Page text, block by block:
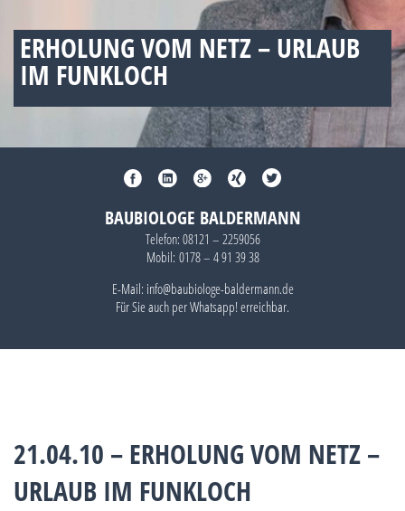
ERHOLUNG VOM NETZ – URLAUB
IM FUNKLOCH
BAUBIOLOGE BALDERMANN
Telefon: 08121 – 2259056
Mobil: 0178 – 4 91 39 38
E-Mail: info@baubiologe-baldermann.de
Für Sie auch perWhatsapp!erreichbar.
21.04.10 – ERHOLUNG VOM NETZ –
URLAUB IM FUNKLOCH